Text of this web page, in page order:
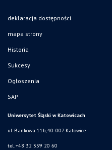
deklaracja dostępności
mapa strony
Historia
Sukcesy
Ogłoszenia
SAP
Uniwersytet Śląski w Katowicach
ul. Bankowa 11b, 40-007 Katowice
tel. +48 32 359 20 60